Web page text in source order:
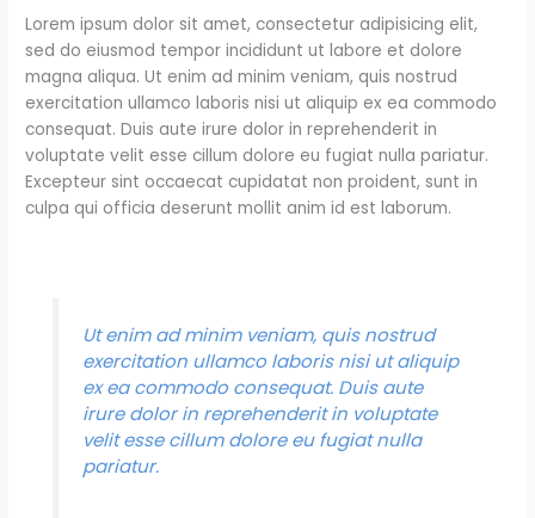
Lorem ipsum dolor sit amet, consectetur adipisicing elit,
sed do eiusmod tempor incididunt ut labore et dolore
magna aliqua. Ut enim ad minim veniam, quis nostrud
exercitation ullamco laboris nisi ut aliquip ex ea commodo
consequat. Duis aute irure dolor in reprehenderit in
voluptate velit esse cillum dolore eu fugiat nulla pariatur.
Excepteur sint occaecat cupidatat non proident, sunt in
culpa qui officia deserunt mollit anim id est laborum.
Ut enim ad minim veniam, quis nostrud
exercitation ullamco laboris nisi ut aliquip
ex ea commodo consequat. Duis aute
irure dolor in reprehenderit in voluptate
velit esse cillum dolore eu fugiat nulla
pariatur.